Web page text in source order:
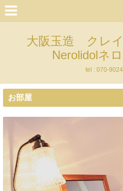
大阪玉造 クレ
Nerolidolネ
tel : 070-
お部屋